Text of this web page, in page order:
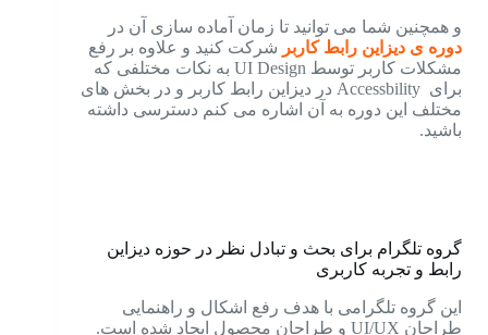
و همچنین شما می توانید تا زمان آماده سازی آن در
دوره ی دیزاین رابط کاربر شرکت کنید و علاوه بر رفع
مشکلات کاربر توسط UI Design به نکات مختلفی که
برای Accessbility در دیزاین رابط کاربر و در بخش های
مختلف این دوره به آن اشاره می کنم دسترسی داشته
باشید.
گروه تلگرام برای بحث و تبادل نظر در حوزه دیزاین
رابط و تجربه کاربری
این گروه تلگرامی با هدف رفع اشکال و راهنمایی
طراحان UI/UX و طراحان محصول ایجاد شده است.